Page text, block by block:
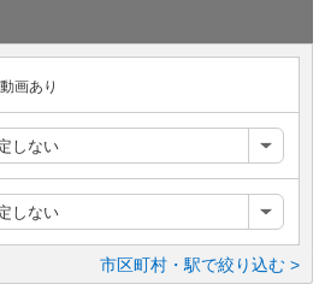
動画あり
しない
しない
市区町村・駅で絞り込む >